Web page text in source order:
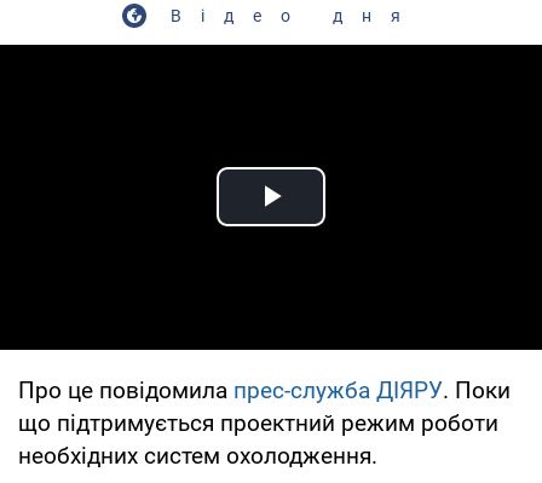
Відео дня
Play Video
Про це повідомила прес-служба ДІЯРУ. Поки
що підтримується проектний режим роботи
необхідних систем охолодження.